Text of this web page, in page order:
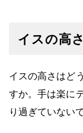
イスの高
イスの高さはど
すか。手は楽に
り過ぎていない